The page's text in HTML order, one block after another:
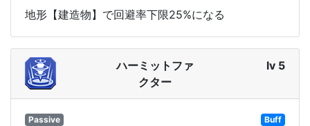
地形【建造物】で回避率下限25%になる
ハーミットファ
クター
lv 5
Passive Buff